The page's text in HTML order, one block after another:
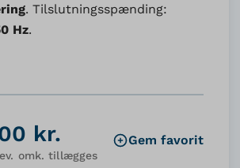
. Tilslutningsspænding:
Hz.
kr.
omk. tillægges
Gem favorit